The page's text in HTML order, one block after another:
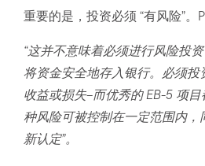
重要的是，投资必须 “有风险”。
“这并不意味着必须进行风险投
将资金安全地存入银行。必须投
收益或损失–而优秀的 EB-5 项
种风险可被控制在一定范围内，
新认定”。